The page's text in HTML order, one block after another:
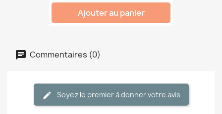
Ajouter au panier
Commentaires (0)
Soyez le premier à donner votre avis